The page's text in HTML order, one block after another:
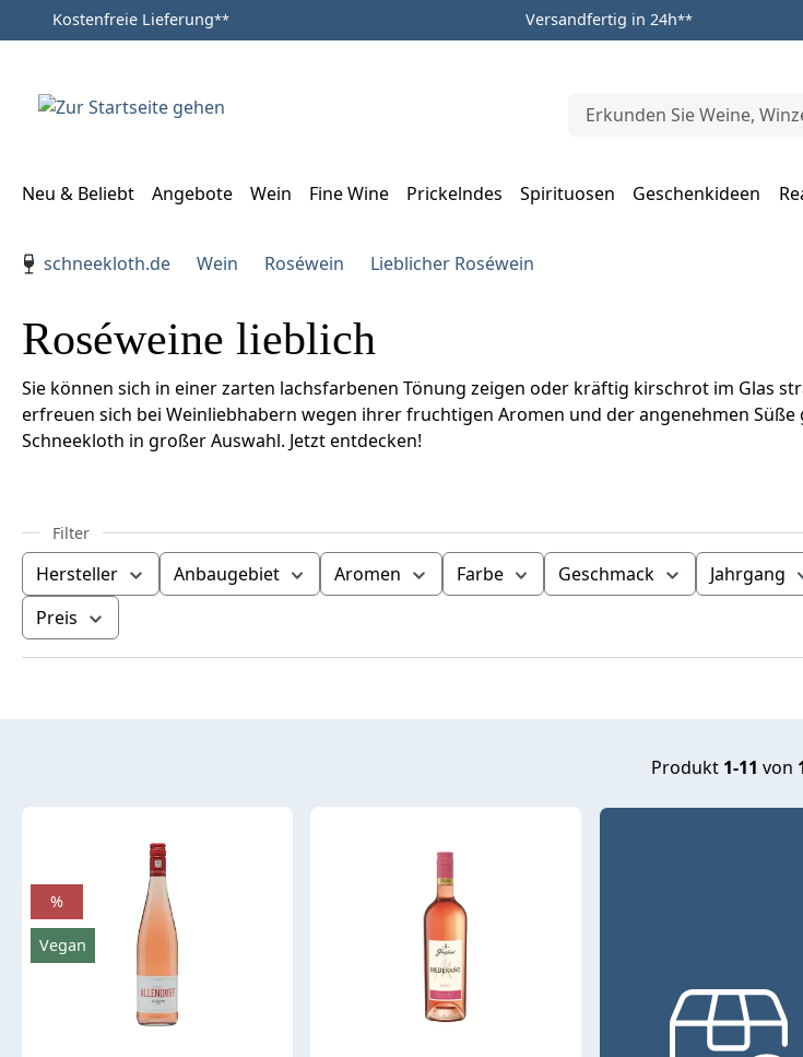
Zum Hauptinhalt springen
Zur Hauptnavigation springen
Kostenfreie Lieferung** Versandfertig in 24h**
Neu & Beliebt Angebote Wein Fine Wine Prickelndes Spirituosen Geschenkideen
schneekloth.de
Wein Roséwein Lieblicher Roséwein
Roséweine lieblich
Sie können sich in einer zarten lachsfarbenen Tönung zeigen oder kräftig kirschrot im Glas
erfreuen sich bei Weinliebhabern wegen ihrer fruchtigen Aromen und der angenehmen
Schneekloth in großer Auswahl. Jetzt entdecken!
Hersteller Anbaugebiet Aromen Farbe Geschmack Jahrgang
Preis
Produkt 1-11 von
%
Vegan